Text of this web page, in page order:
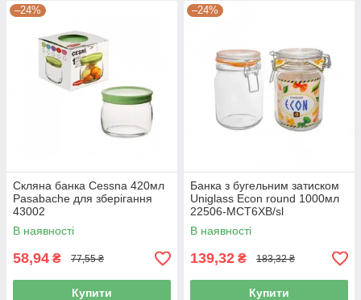
–24%
Скляна банка Cessna 420мл
Pasabache для зберігання
43002
В наявності
58,94 ₴ 77,55 ₴
Купити
–24%
Банка з бугельним затиском
Uniglass Econ round 1000мл
22506-МСТ6ХВ/sl
В наявності
139,32 ₴ 183,32 ₴
Купити